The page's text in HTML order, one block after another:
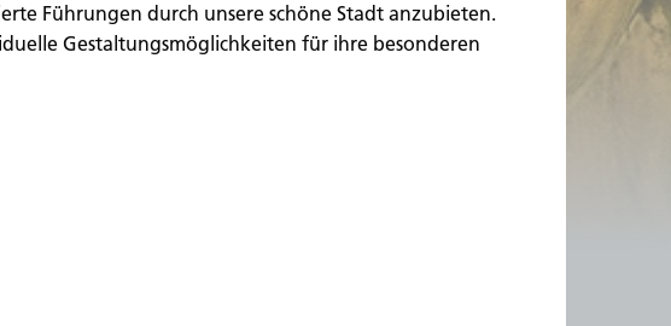
Führungen durch unsere schöne Stadt anzubieten.
Gestaltungsmöglichkeiten für ihre besonderen